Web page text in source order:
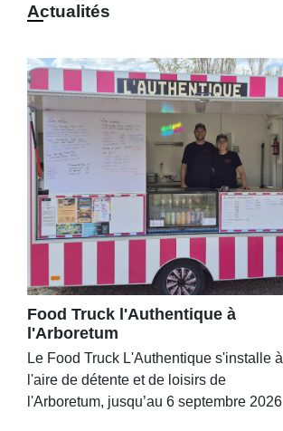
Actualités
Food Truck l'Authentique à
l'Arboretum
Le Food Truck L'Authentique s'installe à
l'aire de détente et de loisirs de
l'Arboretum, jusqu’au 6 septembre 2026